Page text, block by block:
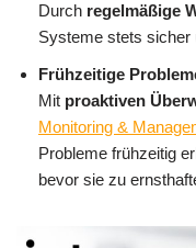
Durch regelmäßige
Systeme stets sicher
Frühzeitige
Mit proaktiven
Monitoring &
Probleme frühzeitig
bevor sie zu